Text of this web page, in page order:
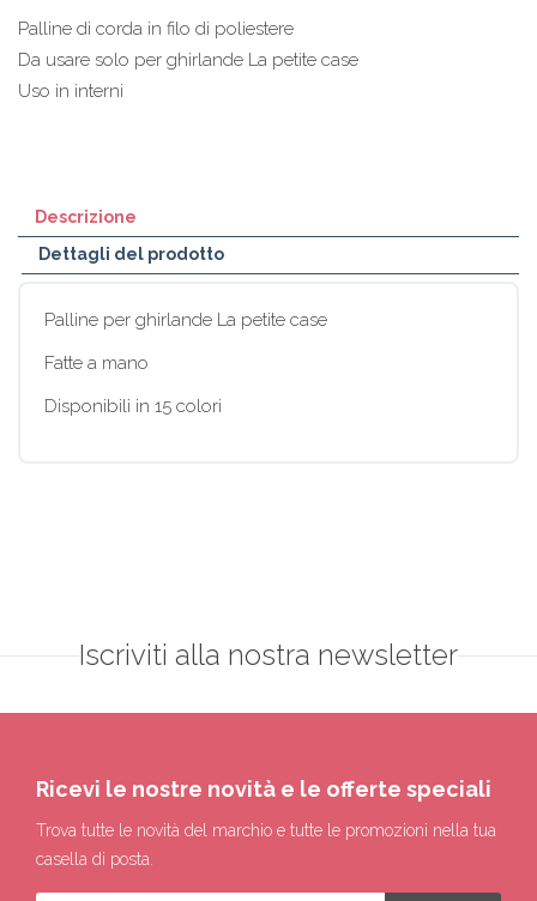
Palline di corda in filo di poliestere
Da usare solo per ghirlande La petite case
Uso in interni
Descrizione
Dettagli del prodotto
Palline per ghirlande La petite case
Fatte a mano
Disponibili in 15 colori
Iscriviti alla nostra newsletter
Ricevi le nostre novità e le offerte speciali
Trova tutte le novità del marchio e tutte le promozioni nella tua
casella di posta.